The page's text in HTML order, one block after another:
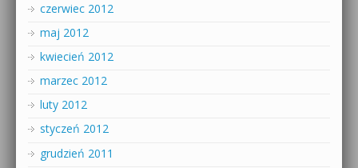
czerwiec 2012
maj 2012
kwiecień 2012
marzec 2012
luty 2012
styczeń 2012
grudzień 2011